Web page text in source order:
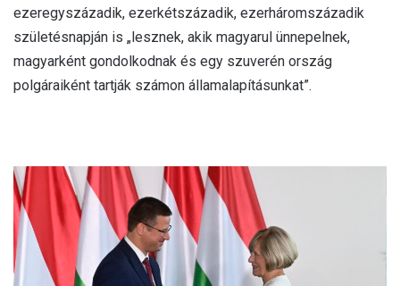
ezeregyszázadik, ezerkétszázadik, ezerháromszázadik
születésnapján is „lesznek, akik magyarul ünnepelnek,
magyarként gondolkodnak és egy szuverén ország
polgáraiként tartják számon államalapításunkat”.